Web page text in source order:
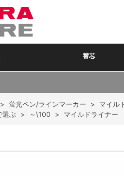
替芯
> 蛍光ペン/ラインマーカー > マイル
選ぶ > ～\100 > マイルドライナー